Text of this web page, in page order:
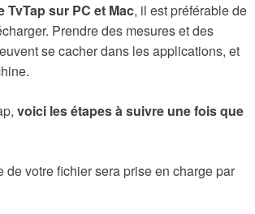
TvTap sur PC et Mac, il est préférable de
Prendre des mesures et des
se cacher dans les applications, et
voici les étapes à suivre une fois que
de votre fichier sera prise en charge par